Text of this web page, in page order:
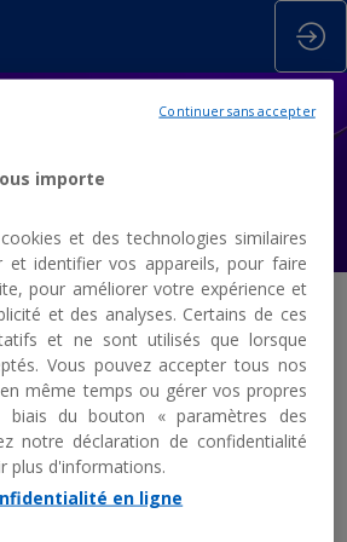
importe
et des technologies similaires
et identifier vos appareils, pour faire
pour améliorer votre expérience et
et des analyses. Certains de ces
et ne sont utilisés que lorsque
Vous pouvez accepter tous nos
même temps ou gérer vos propres
biais du bouton « paramètres des
notre déclaration de confidentialité
plus d'informations.
en ligne
Continuer sans accepter